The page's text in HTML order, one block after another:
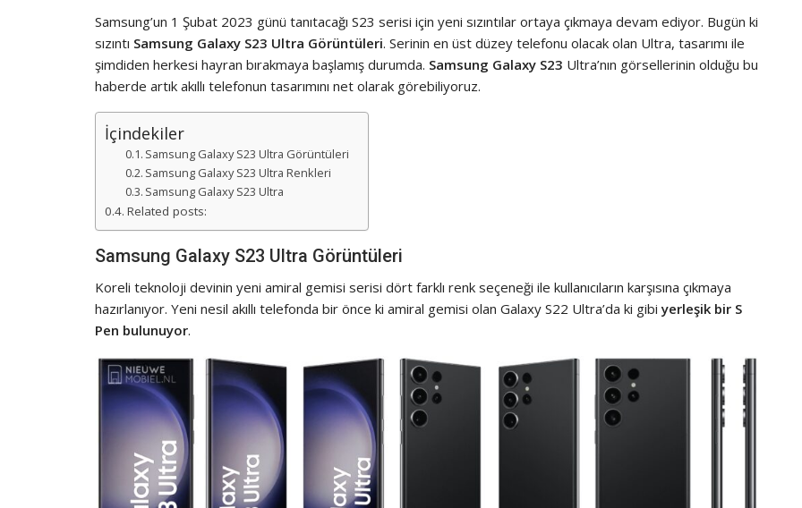
Samsung’un 1 Şubat 2023 günü tanıtacağı S23 serisi için yeni sızıntılar ortaya çıkmaya devam ediyor. Bugün ki
sızıntı Samsung Galaxy S23 Ultra Görüntüleri. Serinin en üst düzey telefonu olacak olan Ultra, tasarımı ile
şimdiden herkesi hayran bırakmaya başlamış durumda. Samsung Galaxy S23 Ultra’nın görsellerinin olduğu bu
haberde artık akıllı telefonun tasarımını net olarak görebiliyoruz.
İçindekiler
Samsung Galaxy S23 Ultra Görüntüleri
Samsung Galaxy S23 Ultra Renkleri
Samsung Galaxy S23 Ultra
Related posts:
Samsung Galaxy S23 Ultra Görüntüleri
Koreli teknoloji devinin yeni amiral gemisi serisi dört farklı renk seçeneği ile kullanıcıların karşısına çıkmaya
hazırlanıyor. Yeni nesil akıllı telefonda bir önce ki amiral gemisi olan Galaxy S22 Ultra’da ki gibiyerleşik bir S
Pen bulunuyor.